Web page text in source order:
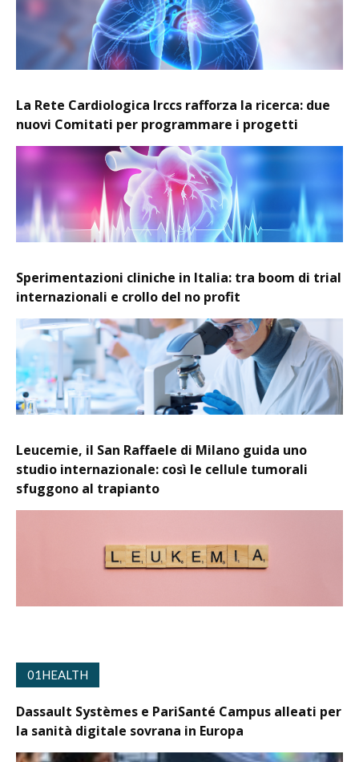
La Rete Cardiologica Irccs rafforza la ricerca: due
nuovi Comitati per programmare i progetti
Sperimentazioni cliniche in Italia: tra boom di trial
internazionali e crollo del no profit
Leucemie, il San Raffaele di Milano guida uno
studio internazionale: così le cellule tumorali
sfuggono al trapianto
01HEALTH
Dassault Systèmes e PariSanté Campus alleati per
la sanità digitale sovrana in Europa